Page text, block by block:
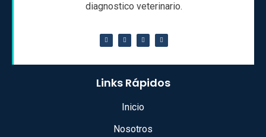
diagnostico veterinario.
Links Rápidos
Inicio
Nosotros